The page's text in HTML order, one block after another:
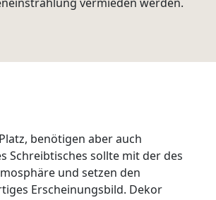
benötigen aber auch
Schreibtisches sollte mit der des
und setzen den
Erscheinungsbild. Dekor